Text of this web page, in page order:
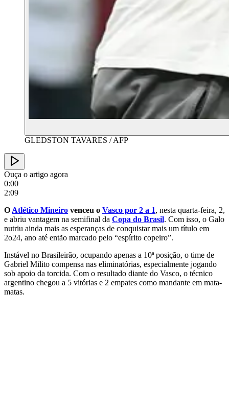
GLEDSTON TAVARES / AFP
Ouça o artigo agora
0:00
2:09
O Atlético Mineiro venceu o Vasco por 2 a 1, nesta quarta-feira, 2,
e abriu vantagem na semifinal da Copa do Brasil. Com isso, o Galo
nutriu ainda mais as esperanças de conquistar mais um título em
2o24, ano até então marcado pelo “espírito copeiro”.
Instável no Brasileirão, ocupando apenas a 10ª posição, o time de
Gabriel Milito compensa nas eliminatórias, especialmente jogando
sob apoio da torcida. Com o resultado diante do Vasco, o técnico
argentino chegou a 5 vitórias e 2 empates como mandante em mata-
matas.